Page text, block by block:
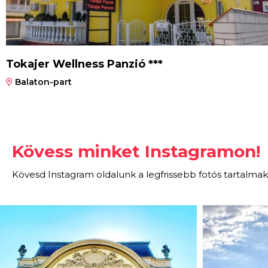
Tokajer Wellness Panzió ***
Balaton-part
Kövess minket Instagramon!
Kövesd Instagram oldalunk a legfrissebb fotós